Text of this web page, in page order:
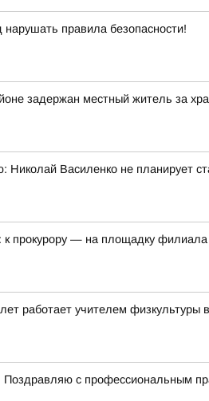
правила безопасности!
задержан местный житель за
Николай Василенко не планирует
к прокурору — на площадку
работает учителем физкультуры
с профессиональным